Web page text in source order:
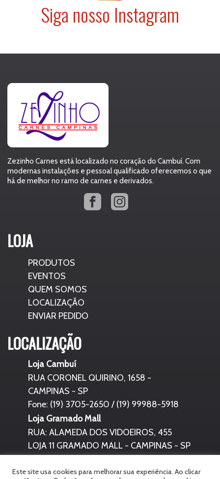
Siga nosso Instagram
Zezinho Carnes está localizado no coração do Cambuí. Com
modernas instalações e pessoal qualificado oferecemos o que
há de melhor no ramo de carnes e derivados.
LOJA
PRODUTOS
EVENTOS
QUEM SOMOS
LOCALIZAÇÃO
ENVIAR PEDIDO
LOCALIZAÇÃO
Loja Cambuí
RUA CORONEL QUIRINO, 1658 -
CAMPINAS - SP
Fone: (19) 3705-2650 / (19) 99988-5918
Loja Gramado Mall
RUA: ALAMEDA DOS VIDOEIROS, 455
LOJA 11 GRAMADO MALL - CAMPINAS - SP
Este site usa cookies para melhorar sua experiência. Ao clicar